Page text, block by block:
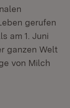
gerufen
am 1. Juni
ganzen Welt
von Milch